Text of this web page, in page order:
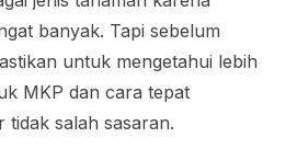
banyak. Tapi sebelum
untuk mengetahui lebih
MKP dan cara tepat
tidak salah sasaran.